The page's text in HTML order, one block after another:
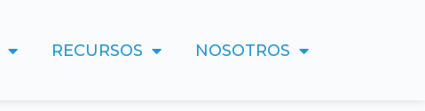
RECURSOS NOSOTROS